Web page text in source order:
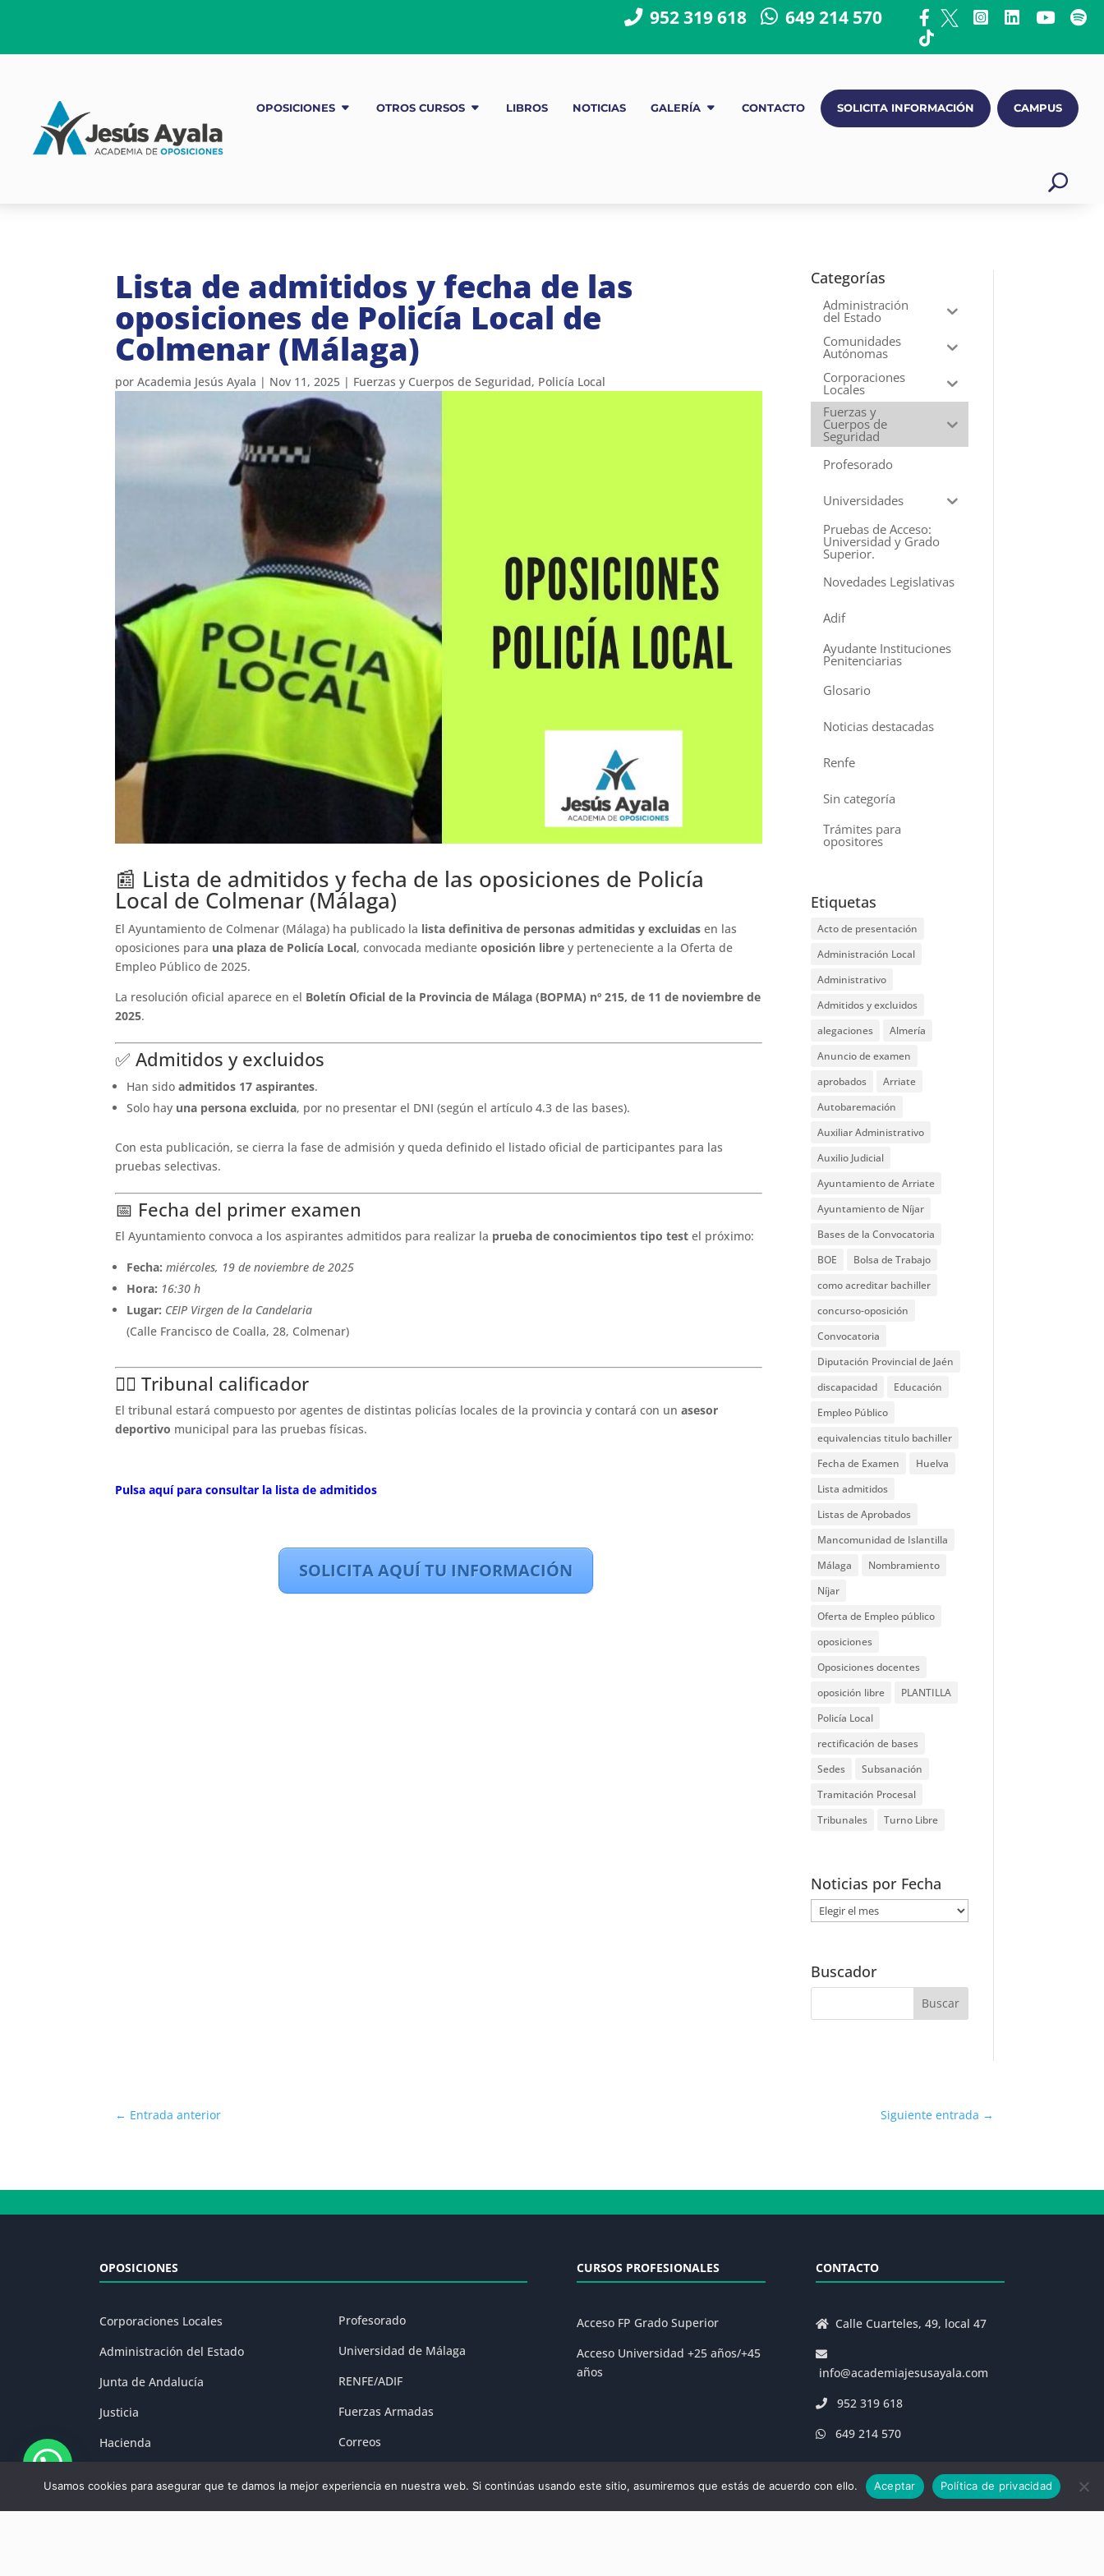
952 319 618 649 214 570
OPOSICIONES OTROS CURSOS LIBROS NOTICIAS GALERÍA CONTACTO SOLICITA INFORMACIÓN CAMPUS
Lista de admitidos y fecha de las
oposiciones de Policía Local de
Colmenar (Málaga)
por Academia Jesús Ayala | Nov 11, 2025| Fuerzas y Cuerpos de Seguridad, Policía Local
📰 Lista de admitidos y fecha de las oposiciones de Policía
Local de Colmenar (Málaga)
El Ayuntamiento de Colmenar (Málaga) ha publicado la lista definitiva de personas admitidas y excluidasen las
oposiciones para una plaza de Policía Local, convocada mediante oposición librey perteneciente a la Oferta de
Empleo Público de 2025.
La resolución oficial aparece en el Boletín Oficial de la Provincia de Málaga (BOPMA) nº 215, de 11 de noviembre de
2025.
✅ Admitidos y excluidos
Han sido admitidos 17 aspirantes.
Solo hay una persona excluida, por no presentar el DNI (según el artículo 4.3 de las bases).
Con esta publicación, se cierra la fase de admisión y queda definido el listado oficial de participantes para las
pruebas selectivas.
📅 Fecha del primer examen
El Ayuntamiento convoca a los aspirantes admitidos para realizar la prueba de conocimientos tipo testel próximo:
Fecha: miércoles, 19 de noviembre de 2025
Hora: 16:30 h
Lugar: CEIP Virgen de la Candelaria
(Calle Francisco de Coalla, 28, Colmenar)
👨‍⚖️ Tribunal calificador
El tribunal estará compuesto por agentes de distintas policías locales de la provincia y contará con un asesor
deportivo municipal para las pruebas físicas.
Pulsa aquí para consultar la lista de admitidos
SOLICITA AQUÍ TU INFORMACIÓN
Categorías
Administración
del Estado
Comunidades
Autónomas
Corporaciones
Locales
Fuerzas y
Cuerpos de
Seguridad
Profesorado
Universidades
Pruebas de Acceso:
Universidad y Grado
Superior.
Novedades Legislativas
Adif
Ayudante Instituciones
Penitenciarias
Glosario
Noticias destacadas
Renfe
Sin categoría
Trámites para
opositores
Etiquetas
Acto de presentación
Administración Local
Administrativo
Admitidos y excluidos
alegaciones
Almería
Anuncio de examen
aprobados
Arriate
Autobaremación
Auxiliar Administrativo
Auxilio Judicial
Ayuntamiento de Arriate
Ayuntamiento de Níjar
Bases de la Convocatoria
BOE
Bolsa de Trabajo
como acreditar bachiller
concurso-oposición
Convocatoria
Diputación Provincial de Jaén
discapacidad
Educación
Empleo Público
equivalencias titulo bachiller
Fecha de Examen
Huelva
Lista admitidos
Listas de Aprobados
Mancomunidad de Islantilla
Málaga
Nombramiento
Níjar
Oferta de Empleo público
oposiciones
Oposiciones docentes
oposición libre
PLANTILLA
Policía Local
rectificación de bases
Sedes
Subsanación
Tramitación Procesal
Tribunales
Turno Libre
Noticias por Fecha
Noticias
por
Buscador
← Entrada anterior Siguiente entrada →
OPOSICIONES
Corporaciones Locales
Administración del Estado
Junta de Andalucía
Justicia
Hacienda
Profesorado
Universidad de Málaga
RENFE/ADIF
Fuerzas Armadas
Correos
CURSOS PROFESIONALES
Acceso FP Grado Superior
Acceso Universidad +25 años/+45
años
CONTACTO
Calle Cuarteles, 49, local 47
info@academiajesusayala.com
952 319 618
649 214 570
Usamos cookies para asegurar que te damos la mejor experiencia en nuestra web. Si continúas usando este sitio, asumiremos que estás de acuerdo con ello. Aceptar Política de privacidad